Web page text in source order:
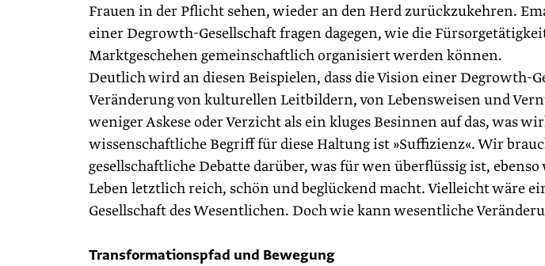
Frauen in der Pflicht sehen, wieder an den Herd zurück­zukehren.
einer Degrowth-Gesellschaft fragen dagegen, wie die
Marktgeschehen gemeinschaftlich ­organisiert werden können.
Deutlich wird an diesen Beispielen, dass die Vision einer Degrowth-
Veränderung von kulturellen Leitbildern, von Lebensweisen und
weniger Askese oder Verzicht als ein kluges Besinnen auf das, was
wissenschaftliche Begriff für diese Haltung ist »Suffizienz«. Wir
gesellschaftliche Debatte darüber, was für wen überflüssig ist, ebenso
Leben letztlich reich, schön und beglückend macht. Vielleicht wäre
Gesellschaft des Wesentlichen. Doch wie kann wesentliche
Transformationspfad und Bewegung